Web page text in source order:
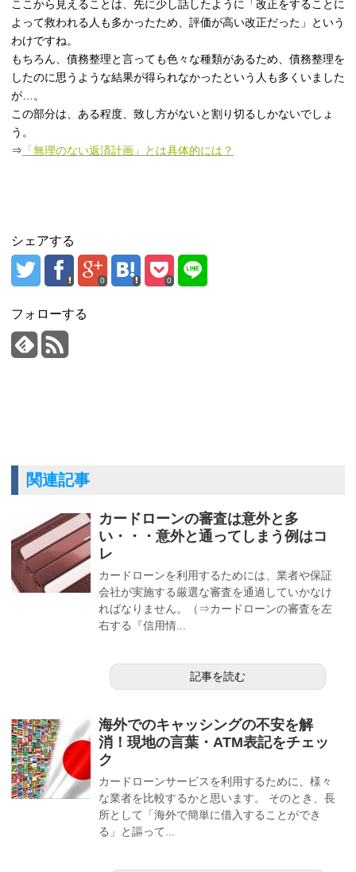
ここから見えることは、先に少し話したように「改正をすることに
よって救われる人も多かったため、評価が高い改正だった」という
わけですね。
もちろん、債務整理と言っても色々な種類があるため、債務整理を
したのに思うような結果が得られなかったという人も多くいました
が…。
この部分は、ある程度、致し方がないと割り切るしかないでしょ
う。
⇒ 「無理のない返済計画」とは具体的には？
シェアする
0 0
フォローする
関連記事
カードローンの審査は意外と多
い・・・意外と通ってしまう例はコ
レ
カードローンを利用するためには、業者や保証
会社が実施する厳選な審査を通過していかなけ
ればなりません。（⇒カードローンの審査を左
右する『信用情...
記事を読む
海外でのキャッシングの不安を解
消！現地の言葉・ATM表記をチェッ
ク
カードローンサービスを利用するために、様々
な業者を比較するかと思います。 そのとき、長
所として「海外で簡単に借入することができ
る」と謳って...